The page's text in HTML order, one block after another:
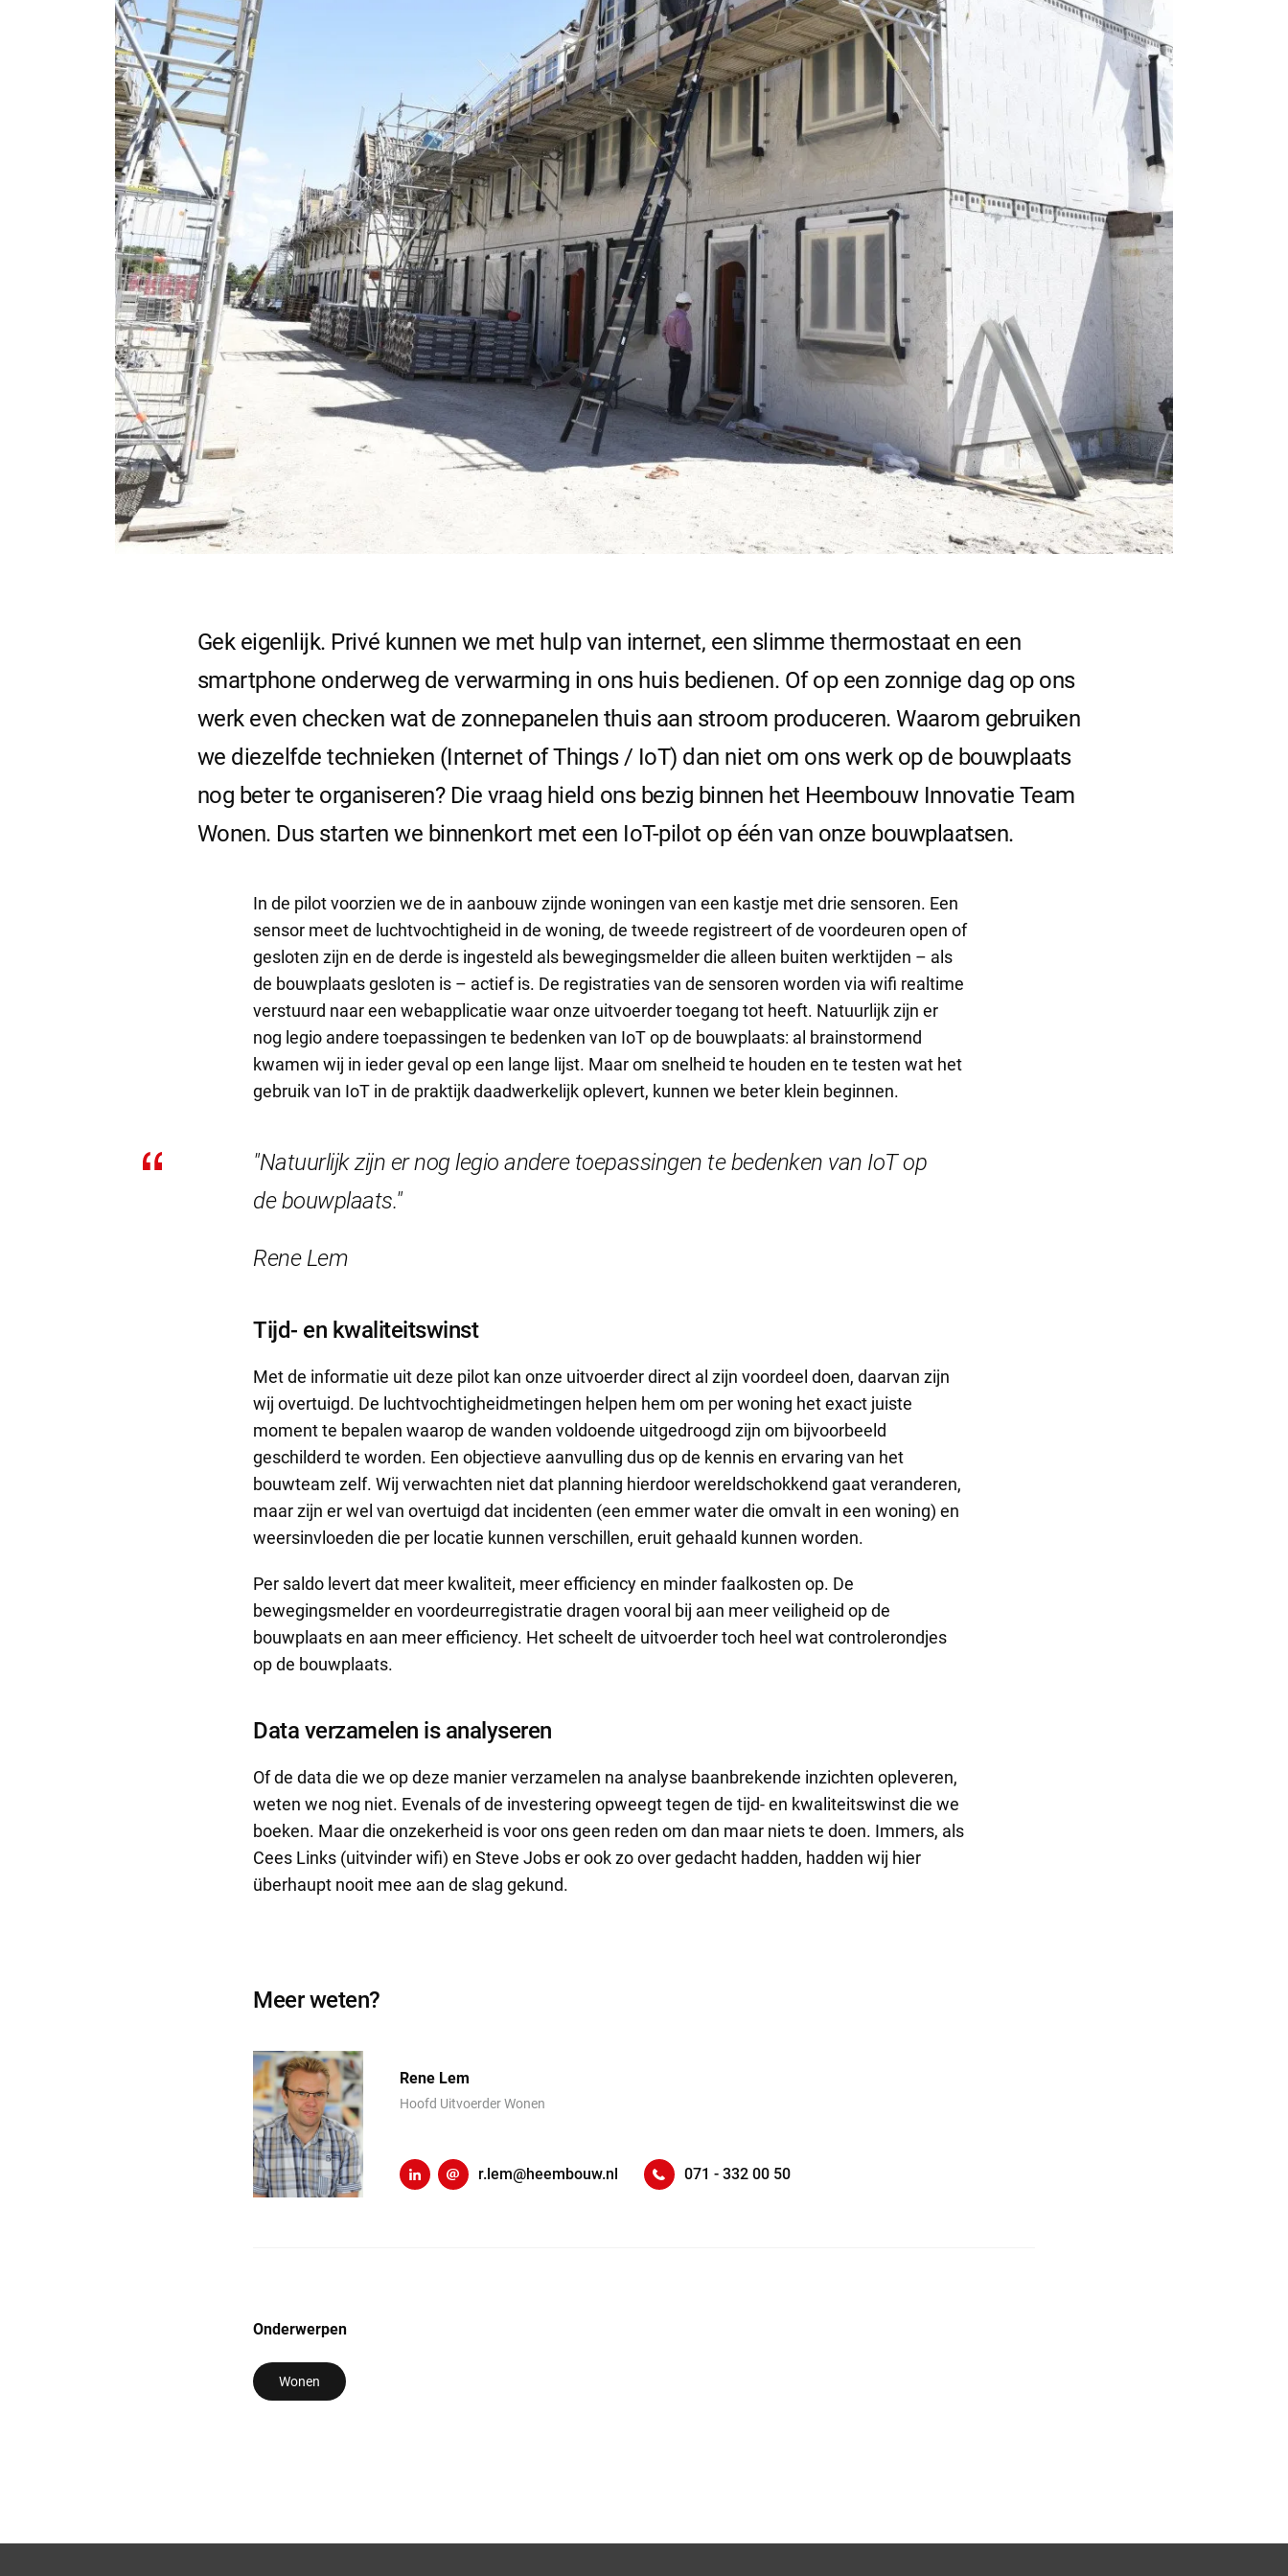
Gek eigenlijk. Privé kunnen we met hulp van internet, een slimme thermostaat en een
smartphone onderweg de verwarming in ons huis bedienen. Of op een zonnige dag op ons
werk even checken wat de zonnepanelen thuis aan stroom produceren. Waarom gebruiken
we diezelfde technieken (Internet of Things / IoT) dan niet om ons werk op de bouwplaats
nog beter te organiseren? Die vraag hield ons bezig binnen het Heembouw Innovatie Team
Wonen. Dus starten we binnenkort met een IoT-pilot op één van onze bouwplaatsen.
In de pilot voorzien we de in aanbouw zijnde woningen van een kastje met drie sensoren. Een
sensor meet de luchtvochtigheid in de woning, de tweede registreert of de voordeuren open of
gesloten zijn en de derde is ingesteld als bewegingsmelder die alleen buiten werktijden – als
de bouwplaats gesloten is – actief is. De registraties van de sensoren worden via wifi realtime
verstuurd naar een webapplicatie waar onze uitvoerder toegang tot heeft. Natuurlijk zijn er
nog legio andere toepassingen te bedenken van IoT op de bouwplaats: al brainstormend
kwamen wij in ieder geval op een lange lijst. Maar om snelheid te houden en te testen wat het
gebruik van IoT in de praktijk daadwerkelijk oplevert, kunnen we beter klein beginnen.
"Natuurlijk zijn er nog legio andere toepassingen te bedenken van IoT op
de bouwplaats."
Rene Lem
Tijd- en kwaliteitswinst
Met de informatie uit deze pilot kan onze uitvoerder direct al zijn voordeel doen, daarvan zijn
wij overtuigd. De luchtvochtigheidmetingen helpen hem om per woning het exact juiste
moment te bepalen waarop de wanden voldoende uitgedroogd zijn om bijvoorbeeld
geschilderd te worden. Een objectieve aanvulling dus op de kennis en ervaring van het
bouwteam zelf. Wij verwachten niet dat planning hierdoor wereldschokkend gaat veranderen,
maar zijn er wel van overtuigd dat incidenten (een emmer water die omvalt in een woning) en
weersinvloeden die per locatie kunnen verschillen, eruit gehaald kunnen worden.
Per saldo levert dat meer kwaliteit, meer efficiency en minder faalkosten op. De
bewegingsmelder en voordeurregistratie dragen vooral bij aan meer veiligheid op de
bouwplaats en aan meer efficiency. Het scheelt de uitvoerder toch heel wat controlerondjes
op de bouwplaats.
Data verzamelen is analyseren
Of de data die we op deze manier verzamelen na analyse baanbrekende inzichten opleveren,
weten we nog niet. Evenals of de investering opweegt tegen de tijd- en kwaliteitswinst die we
boeken. Maar die onzekerheid is voor ons geen reden om dan maar niets te doen. Immers, als
Cees Links (uitvinder wifi) en Steve Jobs er ook zo over gedacht hadden, hadden wij hier
überhaupt nooit mee aan de slag gekund.
Meer weten?
Rene Lem
Hoofd Uitvoerder Wonen
LinkedIn r.lem@heembouw.nl 071 - 332 00 50
Onderwerpen
Wonen